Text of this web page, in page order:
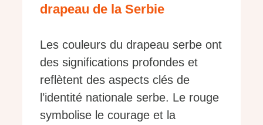
drapeau de la Serbie
Les couleurs du drapeau serbe ont
des significations profondes et
reflètent des aspects clés de
l’identité nationale serbe. Le rouge
symbolise le courage et la